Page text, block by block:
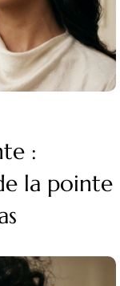
:
la pointe